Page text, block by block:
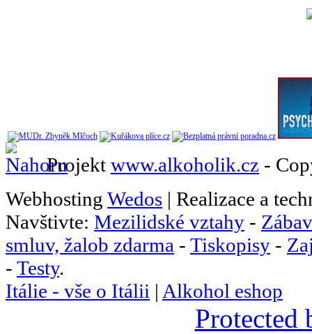
Projekt www.alkoholik.cz -
Webhosting Wedos | Realizace a
Navštivte: Mezilidské vztahy -
smluv, žalob zdarma - Tiskopisy -
- Testy.
Itálie - vše o Itálii | Alkohol eshop
Protected